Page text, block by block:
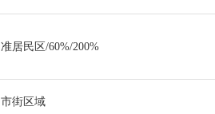
准居民区/60%/200%
市街区域